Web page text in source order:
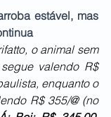
estável, mas
o animal sem
valendo R$
enquanto o
R$ 355/@ (no